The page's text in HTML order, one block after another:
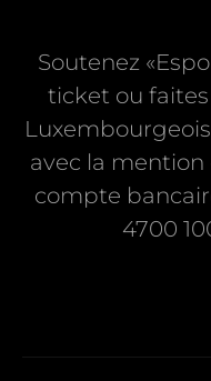
Soutenez
ticket ou faites
avec la mention
compte
4700